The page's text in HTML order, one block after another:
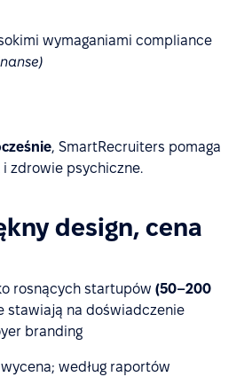
wymaganiami compliance
, SmartRecruiters pomaga
zdrowie psychiczne.
design, cena
rosnących startupów (50–200
stawiają na doświadczenie
branding
według raportów